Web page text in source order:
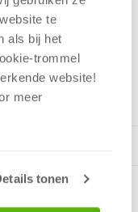
te
als bij het
trommel
website​!
meer
tonen